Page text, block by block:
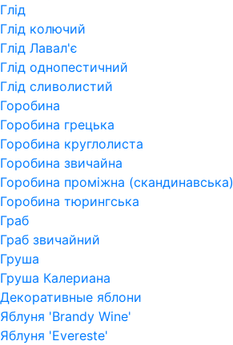
Глід
Глід колючий
Глід Лавал'є
Глід однопестичний
Глід сливолистий
Горобина
Горобина грецька
Горобина круглолиста
Горобина звичайна
Горобина проміжна (скандинавська)
Горобина тюрингська
Граб
Граб звичайний
Груша
Груша Калериана
Декоративные яблони
Яблуня 'Brandy Wine'
Яблуня 'Evereste'